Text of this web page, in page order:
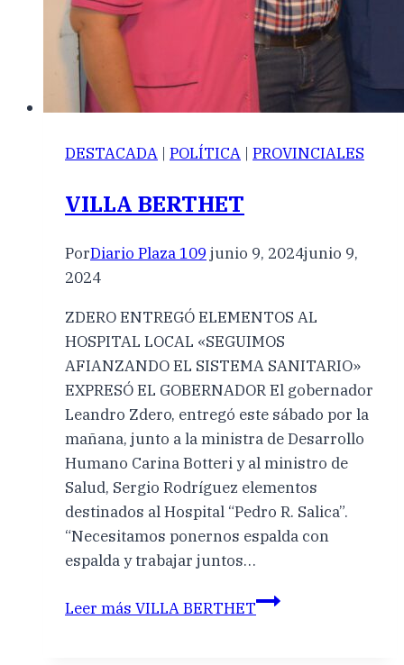
DESTACADA | POLÍTICA | PROVINCIALES
VILLA BERTHET
PorDiario Plaza 109 junio 9, 2024junio 9,
2024
ZDERO ENTREGÓ ELEMENTOS AL
HOSPITAL LOCAL «SEGUIMOS
AFIANZANDO EL SISTEMA SANITARIO»
EXPRESÓ EL GOBERNADOR El gobernador
Leandro Zdero, entregó este sábado por la
mañana, junto a la ministra de Desarrollo
Humano Carina Botteri y al ministro de
Salud, Sergio Rodríguez elementos
destinados al Hospital “Pedro R. Salica”.
“Necesitamos ponernos espalda con
espalda y trabajar juntos…
Leer más VILLA BERTHET